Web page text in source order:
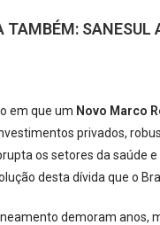
TAMBÉM: SANESUL
em que um Novo Marco
privados,
os setores da saúde
desta dívida que o
demoram anos,